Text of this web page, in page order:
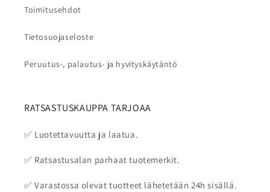
Toimitusehdot
Tietosuojaseloste
Peruutus-, palautus- ja hyvityskäytäntö
RATSASTUSKAUPPA TARJOAA
✅ Luotettavuutta ja laatua.
✅ Ratsastusalan parhaat tuotemerkit.
✅ Varastossa olevat tuotteet lähetetään 24h sisällä.